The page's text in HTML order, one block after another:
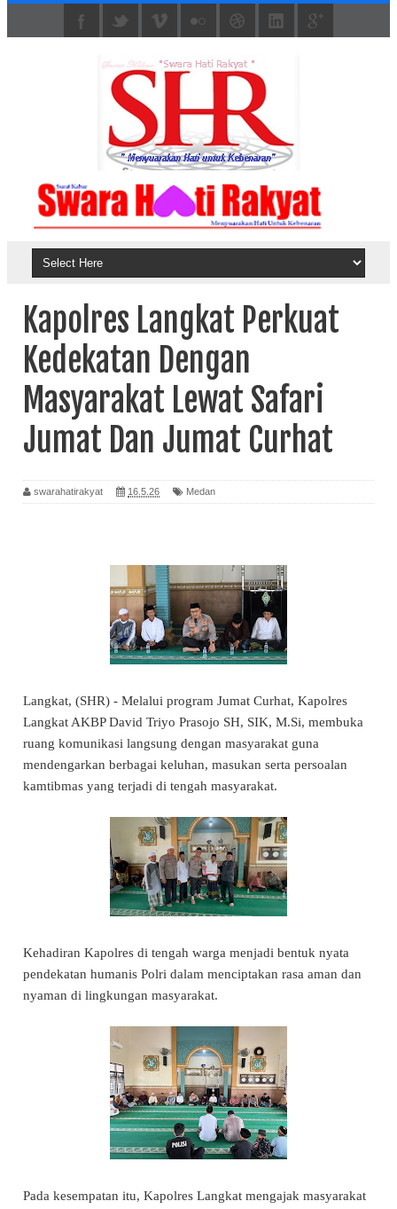
Kapolres Langkat Perkuat
Kedekatan Dengan
Masyarakat Lewat Safari
Jumat Dan Jumat Curhat
swarahatirakyat 16.5.26 Medan
Langkat, (SHR) - Melalui program Jumat Curhat, Kapolres
Langkat AKBP David Triyo Prasojo SH, SIK, M.Si, membuka
ruang komunikasi langsung dengan masyarakat guna
mendengarkan berbagai keluhan, masukan serta persoalan
kamtibmas yang terjadi di tengah masyarakat.
Kehadiran Kapolres di tengah warga menjadi bentuk nyata
pendekatan humanis Polri dalam menciptakan rasa aman dan
nyaman di lingkungan masyarakat.
Pada kesempatan itu, Kapolres Langkat mengajak masyarakat